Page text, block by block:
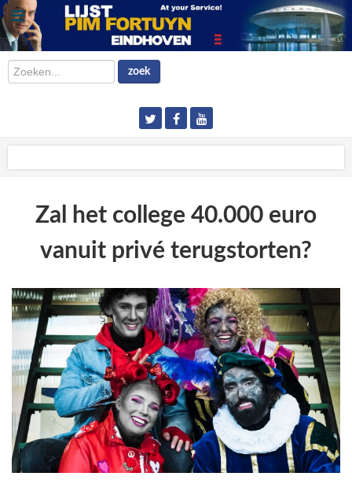
Zoeken... zoek
Zal het college 40.000 euro
vanuit privé terugstorten?